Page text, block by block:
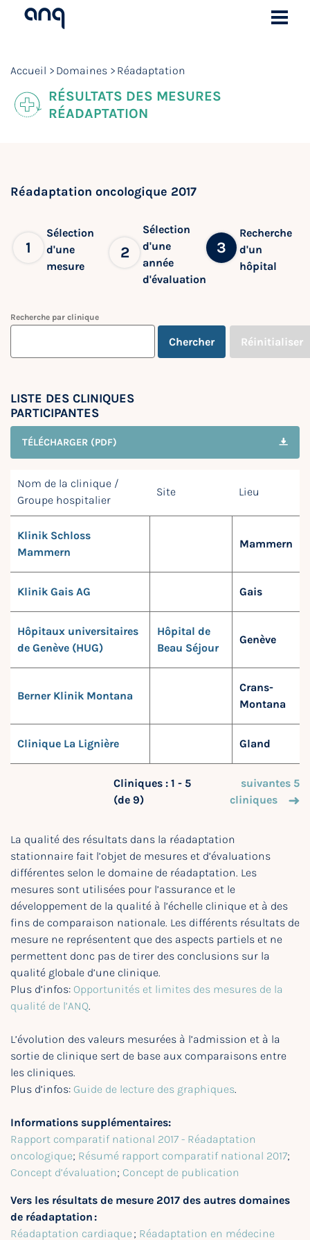
Accueil Domaines Réadaptation
RÉSULTATS DES MESURES
RÉADAPTATION
Réadaptation oncologique 2017
1
Sélection
d'une
mesure
2
Sélection
d'une
année
d'évaluation
3
Recherche
d'un
hôpital
Recherche par clinique
Chercher Réinitialiser
LISTE DES CLINIQUES
PARTICIPANTES
TÉLÉCHARGER (PDF)
Nom de la clinique /
Groupe hospitalier
Site Lieu
Klinik Schloss
Mammern
Mammern
Klinik Gais AG Gais
Hôpitaux universitaires
de Genève (HUG)
Hôpital de
Beau Séjour
Genève
Berner Klinik Montana
Crans-
Montana
Clinique La Lignière Gland
Cliniques : 1 - 5
(de 9)
suivantes 5
cliniques
La qualité des résultats dans la réadaptation
stationnaire fait l’objet de mesures et d’évaluations
différentes selon le domaine de réadaptation. Les
mesures sont utilisées pour l’assurance et le
développement de la qualité à l’échelle clinique et à des
fins de comparaison nationale. Les différents résultats de
mesure ne représentent que des aspects partiels et ne
permettent donc pas de tirer des conclusions sur la
qualité globale d’une clinique.
Plus d’infos: Opportunités et limites des mesures de la
qualité de l’ANQ.
L’évolution des valeurs mesurées à l’admission et à la
sortie de clinique sert de base aux comparaisons entre
les cliniques.
Plus d’infos: Guide de lecture des graphiques.
Informations supplémentaires:
Rapport comparatif national 2017 - Réadaptation
oncologique; Résumé rapport comparatif national 2017;
Concept d’évaluation; Concept de publication
Vers les résultats de mesure 2017 des autres domaines
de réadaptation :
Réadaptation cardiaque ; Réadaptation en médecine